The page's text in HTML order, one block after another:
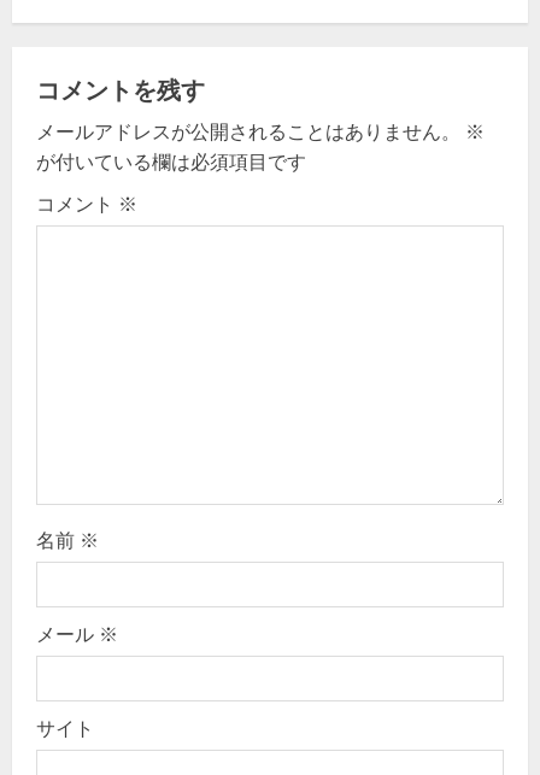
n
a
v
i
g
コメントを残す
メールアドレスが公開されることはありません。
※
が付いている欄は必須項目です
コメント ※
名前 ※
メール ※
サイト